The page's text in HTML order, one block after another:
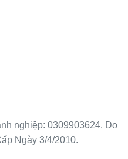
nghiệp: 0309903624. Do
Ngày 3/4/2010.